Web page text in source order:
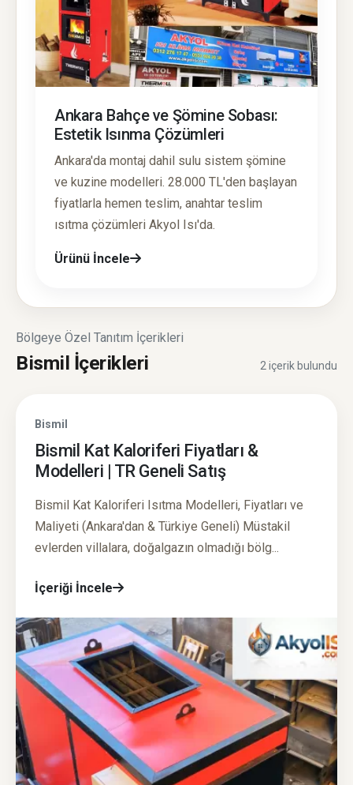
Ankara Bahçe ve Şömine Sobası:
Estetik Isınma Çözümleri
Ankara'da montaj dahil sulu sistem şömine
ve kuzine modelleri. 28.000 TL'den başlayan
fiyatlarla hemen teslim, anahtar teslim
ısıtma çözümleri Akyol Isı'da.
Ürünü İncele
Bölgeye Özel Tanıtım İçerikleri
Bismil İçerikleri 2 içerik bulundu
Bismil
Bismil Kat Kaloriferi Fiyatları &
Modelleri | TR Geneli Satış
Bismil Kat Kaloriferi Isıtma Modelleri, Fiyatları ve
Maliyeti (Ankara'dan & Türkiye Geneli) Müstakil
evlerden villalara, doğalgazın olmadığı bölg...
İçeriği İncele